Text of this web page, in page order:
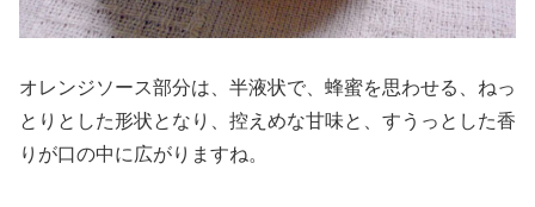
オレンジソース部分は、半液状で、蜂蜜を思わせる、ねっ
とりとした形状となり、控えめな甘味と、すうっとした香
りが口の中に広がりますね。